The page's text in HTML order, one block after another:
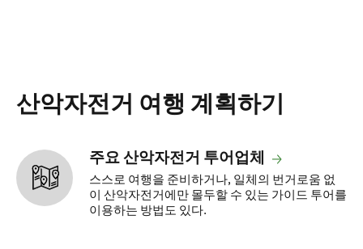
산악자전거 여행 계획하기
주요 산악자전거 투어업체
스스로 여행을 준비하거나, 일체의 번거로움 없
이 산악자전거에만 몰두할 수 있는 가이드 투어를
이용하는 방법도 있다.